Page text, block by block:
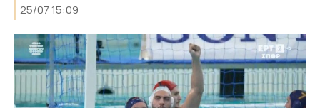
25/07 15:09